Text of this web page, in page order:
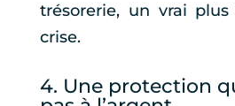
trésorerie, un vrai
crise.
4. Une protection